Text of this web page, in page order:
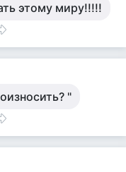
этому миру!!!!!
"